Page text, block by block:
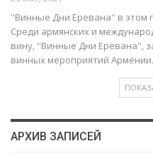
''Винные Дни Еревана'' в этом
Среди армянских и
вину, ''Винные Дни Еревана'',
винных мероприятий Армении.
АРХИВ ЗАПИСЕЙ